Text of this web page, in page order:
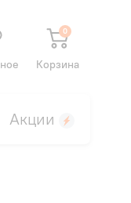
0
Корзина
Акции